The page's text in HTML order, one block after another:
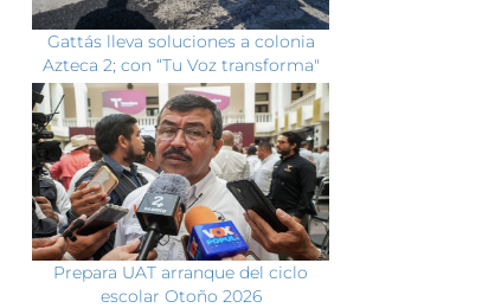
Gattás lleva soluciones a colonia
Azteca 2; con “Tu Voz transforma"
Prepara UAT arranque del ciclo
escolar Otoño 2026